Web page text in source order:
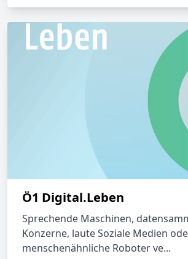
Ö1 Digital.Leben
Sprechende Maschinen,
Konzerne, laute Soziale Medien
menschenähnliche Roboter ve...